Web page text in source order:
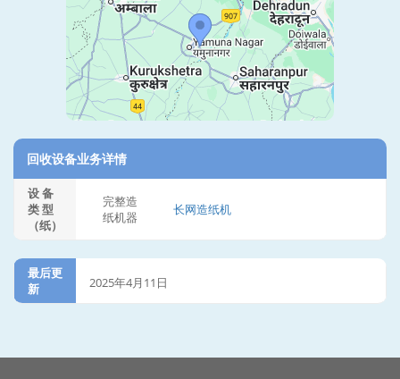
回收设备业务详情
设 备
类 型
（纸）
完整造
纸机器
长网造纸机
最后更
新
2025年4月11日